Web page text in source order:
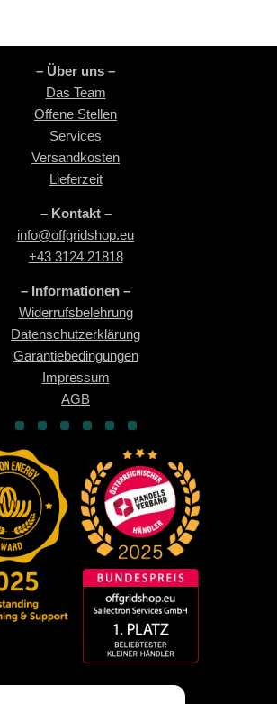
– Über uns –
Das Team
Offene Stellen
Services
Versandkosten
Lieferzeit
– Kontakt –
info@offgridshop.eu
+43 3124 21818
– Informationen –
Widerrufsbelehrung
Datenschutzerklärung
Garantiebedingungen
Impressum
AGB